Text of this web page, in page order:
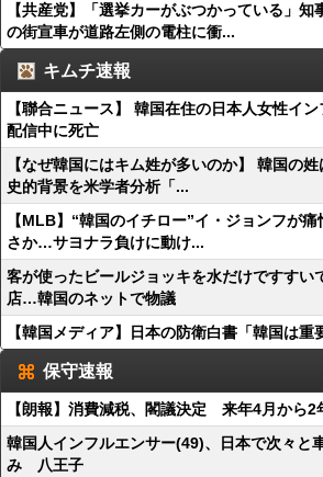
【共産党】「選挙カーがぶつかっている」
の街宣車が道路左側の電柱に衝...
キムチ速報
【聯合ニュース】 韓国在住の日本人女性イ
配信中に死亡
【なぜ韓国にはキム姓が多いのか】 韓国の
史的背景を米学者分析「...
【MLB】“韓国のイチロー”イ・ジョンフが
さか…サヨナラ負けに動け...
客が使ったビールジョッキを水だけですすい
店…韓国のネットで物議
【韓国メディア】日本の防衛白書「韓国は重
保守速報
【朗報】消費減税、閣議決定 来年4月から2
韓国人インフルエンサー(49)、日本で次々
み 八王子